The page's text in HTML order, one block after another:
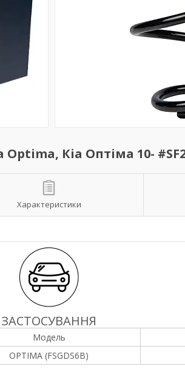
Кіа Оптіма 10-
Характеристики
ЗАСТОСУВАННЯ
Модель
OPTIMA (FSGDS6B)